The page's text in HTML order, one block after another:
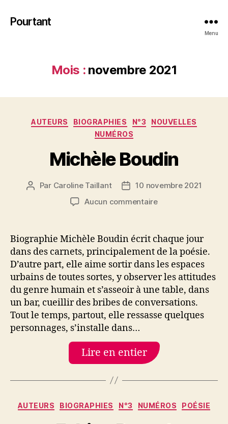
Pourtant
Menu
Mois : novembre 2021
Catégories
AUTEURS BIOGRAPHIES N°3
NOUVELLES
NUMÉROS
Michèle Boudin
Auteur
Par Caroline Taillant
Date10 novembre 2021
Aucun commentairesur
Biographie Michèle Boudin écrit chaque jour
dans des carnets, principalement de la poésie.
D’autre part, elle aime sortir dans les espaces
urbains de toutes sortes, y observer les attitudes
du genre humain et s’asseoir à une table, dans
un bar, cueillir des bribes de conversations.
Tout le temps, partout, elle ressasse quelques
personnages, s’installe dans…
Lire en entier
Catégories
AUTEURS BIOGRAPHIES N°3 NUMÉROS POÉSIE